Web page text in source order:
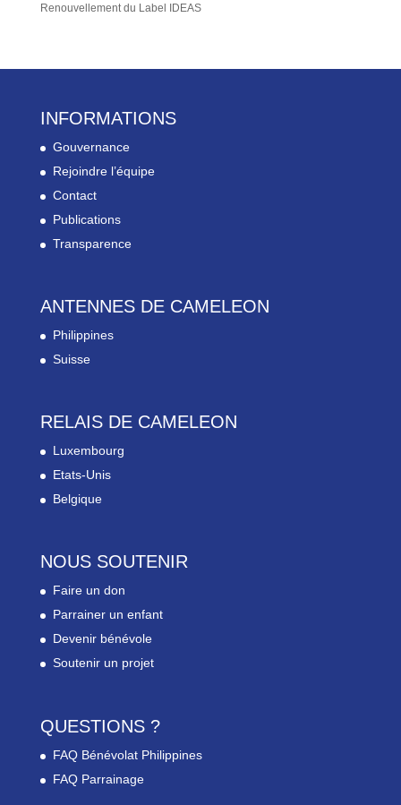
Renouvellement du Label IDEAS
INFORMATIONS
Gouvernance
Rejoindre l’équipe
Contact
Publications
Transparence
ANTENNES DE CAMELEON
Philippines
Suisse
RELAIS DE CAMELEON
Luxembourg
Etats-Unis
Belgique
NOUS SOUTENIR
Faire un don
Parrainer un enfant
Devenir bénévole
Soutenir un projet
QUESTIONS ?
FAQ Bénévolat Philippines
FAQ Parrainage